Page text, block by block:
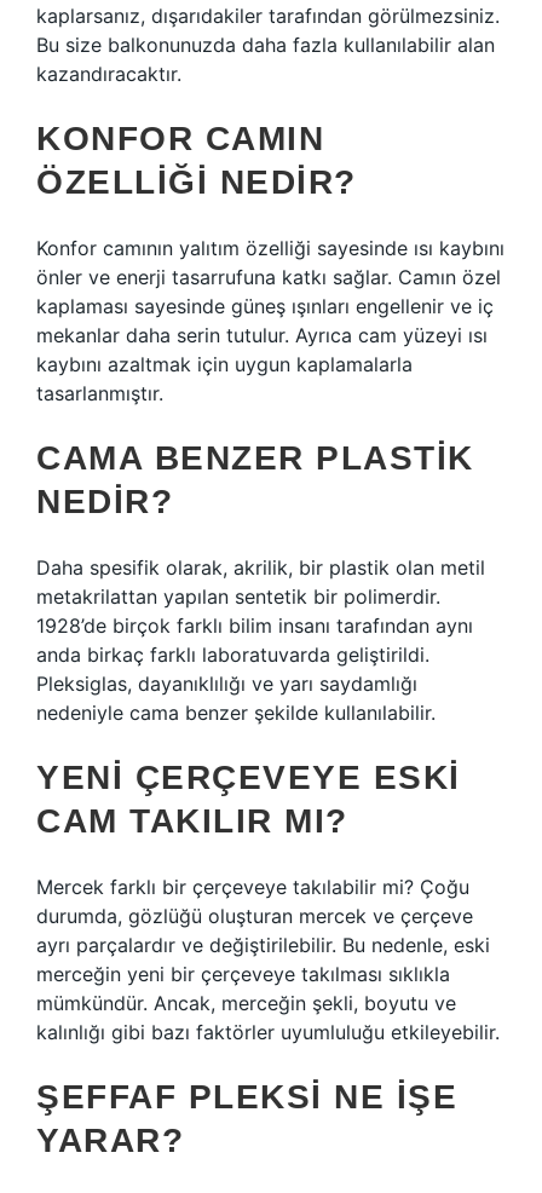
kaplarsanız, dışarıdakiler tarafından görülmezsiniz.
Bu size balkonunuzda daha fazla kullanılabilir alan
kazandıracaktır.
KONFOR CAMIN
ÖZELLIĞI NEDIR?
Konfor camının yalıtım özelliği sayesinde ısı kaybını
önler ve enerji tasarrufuna katkı sağlar. Camın özel
kaplaması sayesinde güneş ışınları engellenir ve iç
mekanlar daha serin tutulur. Ayrıca cam yüzeyi ısı
kaybını azaltmak için uygun kaplamalarla
tasarlanmıştır.
CAMA BENZER PLASTIK
NEDIR?
Daha spesifik olarak, akrilik, bir plastik olan metil
metakrilattan yapılan sentetik bir polimerdir.
1928’de birçok farklı bilim insanı tarafından aynı
anda birkaç farklı laboratuvarda geliştirildi.
Pleksiglas, dayanıklılığı ve yarı saydamlığı
nedeniyle cama benzer şekilde kullanılabilir.
YENI ÇERÇEVEYE ESKI
CAM TAKILIR MI?
Mercek farklı bir çerçeveye takılabilir mi? Çoğu
durumda, gözlüğü oluşturan mercek ve çerçeve
ayrı parçalardır ve değiştirilebilir. Bu nedenle, eski
merceğin yeni bir çerçeveye takılması sıklıkla
mümkündür. Ancak, merceğin şekli, boyutu ve
kalınlığı gibi bazı faktörler uyumluluğu etkileyebilir.
ŞEFFAF PLEKSI NE IŞE
YARAR?